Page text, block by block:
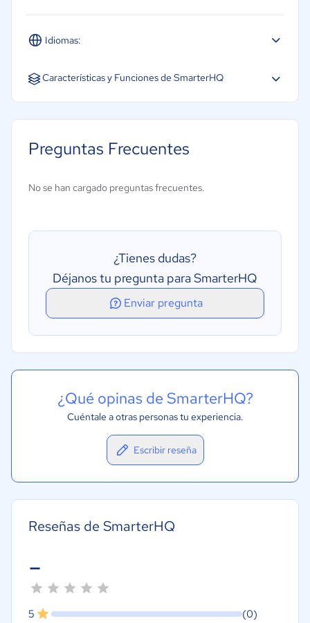
Idiomas:
Inglés
Características y Funciones de SmarterHQ
Preguntas Frecuentes
No se han cargado preguntas frecuentes.
¿Tienes dudas?
Déjanos tu pregunta para SmarterHQ
Enviar pregunta
¿Qué opinas de SmarterHQ?
Cuéntale a otras personas tu experiencia.
Escribir reseña
Reseñas de SmarterHQ
-
5
(0)